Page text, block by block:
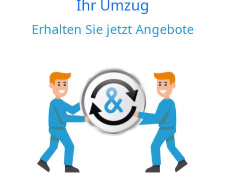
Ihr Umzug
Erhalten Sie jetzt Angebote